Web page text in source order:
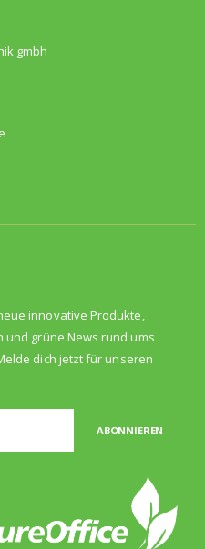
gmbh
innovative Produkte,
grüne News rund ums
dich jetzt für unseren
ABONNIEREN